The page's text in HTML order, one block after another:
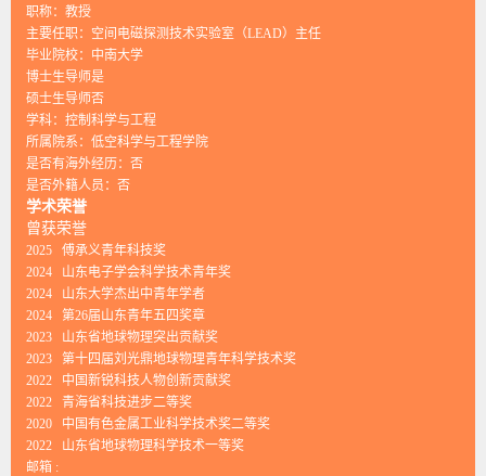
职称：教授
主要任职：空间电磁探测技术实验室（LEAD）主任
毕业院校：中南大学
博士生导师是
硕士生导师否
学科：控制科学与工程
所属院系：低空科学与工程学院
是否有海外经历：否
是否外籍人员：否
学术荣誉
曾获荣誉
2025 傅承义青年科技奖
2024 山东电子学会科学技术青年奖
2024 山东大学杰出中青年学者
2024 第26届山东青年五四奖章
2023 山东省地球物理突出贡献奖
2023 第十四届刘光鼎地球物理青年科学技术奖
2022 中国新锐科技人物创新贡献奖
2022 青海省科技进步二等奖
2020 中国有色金属工业科学技术奖二等奖
2022 山东省地球物理科学技术一等奖
邮箱 :